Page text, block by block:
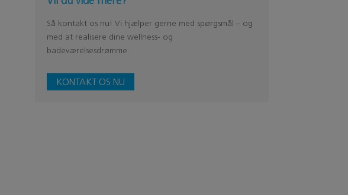
Så kontakt os nu! Vi hjælper gerne med spørgsmål – og
med at realisere dine wellness- og
badeværelsesdrømme.
KONTAKT OS NU